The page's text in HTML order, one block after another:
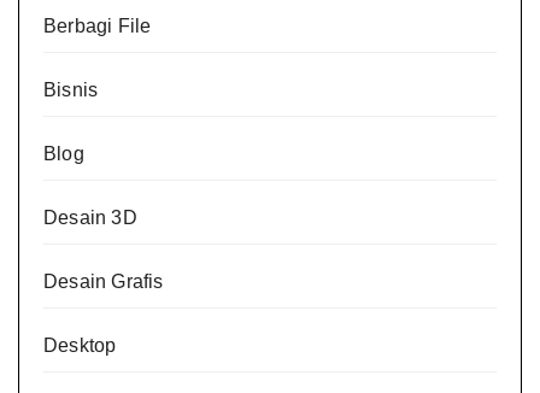
Berbagi File
Bisnis
Blog
Desain 3D
Desain Grafis
Desktop